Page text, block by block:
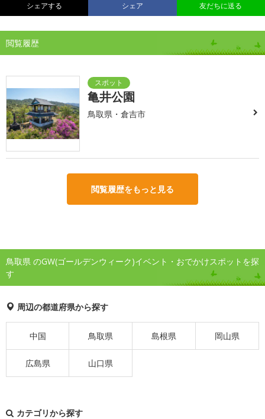
シェアする シェア 友だちに送る
閲覧履歴
亀井公園
鳥取県・倉吉市
閲覧履歴をもっと見る
鳥取県 のGW(ゴールデンウィーク)イベント・おでかけスポットを探
す
周辺の都道府県から探す
中国 鳥取県 島根県 岡山県
広島県 山口県
カテゴリから探す